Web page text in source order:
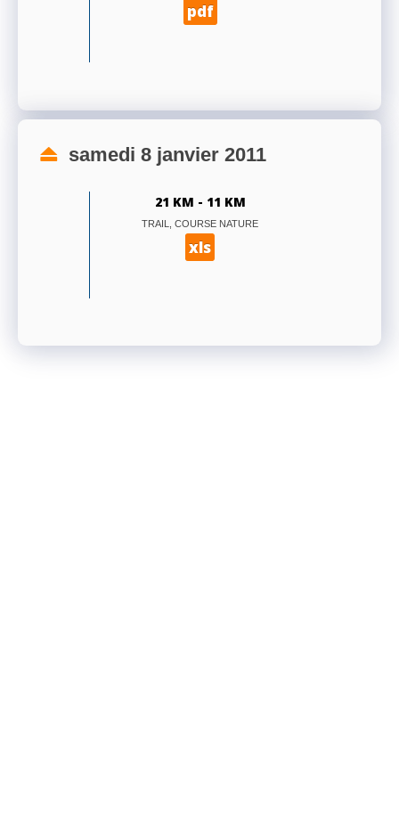
pdf
samedi 8 janvier 2011
21 KM - 11 KM
TRAIL, COURSE NATURE
xls